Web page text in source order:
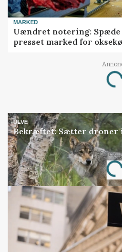
MARKED
Uændret notering:
presset marked for
ULVE
Bekræftet: Sætter droner